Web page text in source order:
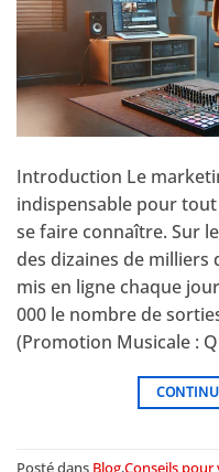
Introduction Le
indispensable pour
se faire connaître. Sur
des dizaines de
mis en ligne chaque
000 le nombre de
(Promotion Musicale :